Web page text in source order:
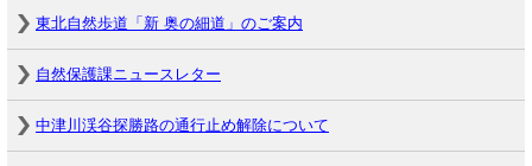
東北自然歩道「新 奥の細道」のご案内
自然保護課ニュースレター
中津川渓谷探勝路の通行止め解除について